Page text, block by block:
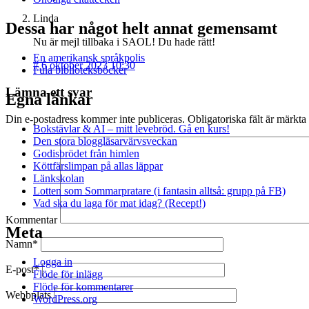
Dessa har något helt annat gemensamt
En amerikansk språkpolis
Fula biblioteksböcker
Egna länkar
Bokstävlar & AI – mitt levebröd. Gå en kurs!
Den stora bloggläsarvärvsveckan
Godisbrödet från himlen
Köttfärslimpan på allas läppar
Länkskolan
Lotten som Sommarpratare (i fantasin alltså: grupp på FB)
Vad ska du laga för mat idag? (Recept!)
Meta
Logga in
Flöde för inlägg
Flöde för kommentarer
WordPress.org
Linda
Nu är mejl tillbaka i SAOL! Du hade rätt!
#6 oktober 2023 10:30
Lämna ett svar
Din e-postadress kommer inte publiceras. Obligatoriska fält är märkta
Kommentar
Namn*
E-post*
Webbplats